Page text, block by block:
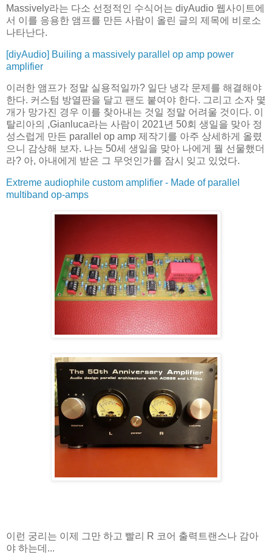
Massively라는 다소 선정적인 수식어는 diyAudio 웹사이트에
서 이를 응용한 앰프를 만든 사람이 올린 글의 제목에 비로소
나타난다.
[diyAudio] Builing a massively parallel op amp power
amplifier
이러한 앰프가 정말 실용적일까? 일단 냉각 문제를 해결해야
한다. 커스텀 방열판을 달고 팬도 붙여야 한다. 그리고 소자 몇
개가 망가진 경우 이를 찾아내는 것일 정말 어려울 것이다. 이
탈리아의 ,Gianluca라는 사람이 2021년 50회 생일을 맞아 정
성스럽게 만든 parallel op amp 제작기를 아주 상세하게 올렸
으니 감상해 보자. 나는 50세 생일을 맞아 나에게 뭘 선물했더
라? 아, 아내에게 받은 그 무엇인가를 잠시 잊고 있었다.
Extreme audiophile custom amplifier - Made of parallel
multiband op-amps
이런 궁리는 이제 그만 하고 빨리 R 코어 출력트랜스나 감아
야 하는데...